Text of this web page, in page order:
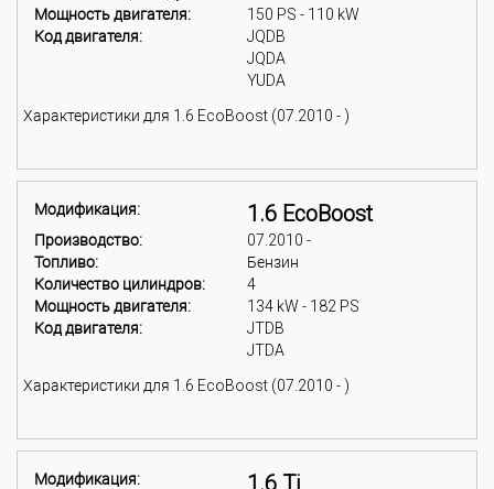
Мощность двигателя:
150 PS - 110 kW
Код двигателя:
JQDB
JQDA
YUDA
Характеристики для 1.6 EcoBoost (07.2010 - )
Модификация: 1.6 EcoBoost
Производство:
07.2010 -
Топливо:
Бензин
Количество цилиндров:
4
Мощность двигателя:
134 kW - 182 PS
Код двигателя:
JTDB
JTDA
Характеристики для 1.6 EcoBoost (07.2010 - )
Модификация: 1.6 Ti